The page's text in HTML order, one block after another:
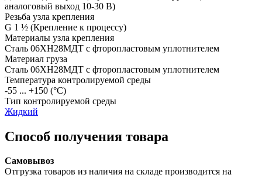
аналоговый выход 10-30 В)
Резьба узла крепления
G 1 ½ (Крепление к процессу)
Материалы узла крепления
Сталь 06ХН28МДТ с фторопластовым уплотнителем
Материал груза
Сталь 06ХН28МДТ с фторопластовым уплотнителем
Температура контролируемой среды
-55 ... +150 (°С)
Тип контролируемой среды
Жидкий
Способ получения товара
Самовывоз
Отгрузка товаров из наличия на складе производится на